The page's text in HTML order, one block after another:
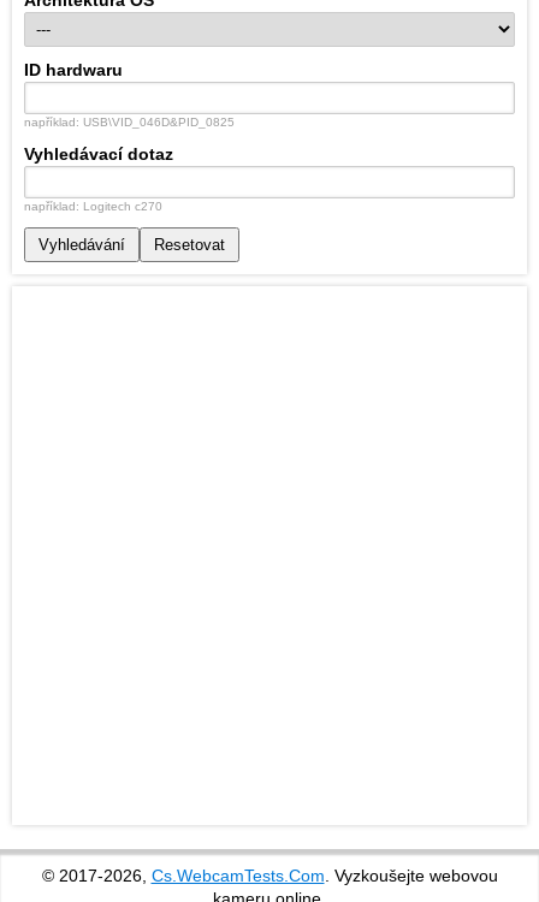
ID hardwaru
například: USB\VID_046D&PID_0825
Vyhledávací dotaz
například: Logitech c270
Vyhledávání Resetovat
© 2017-2026, Cs.WebcamTests.Com . Vyzkoušejte webovou